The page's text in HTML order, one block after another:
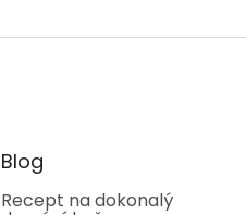
p
i
Blog
Recept na dokonalý